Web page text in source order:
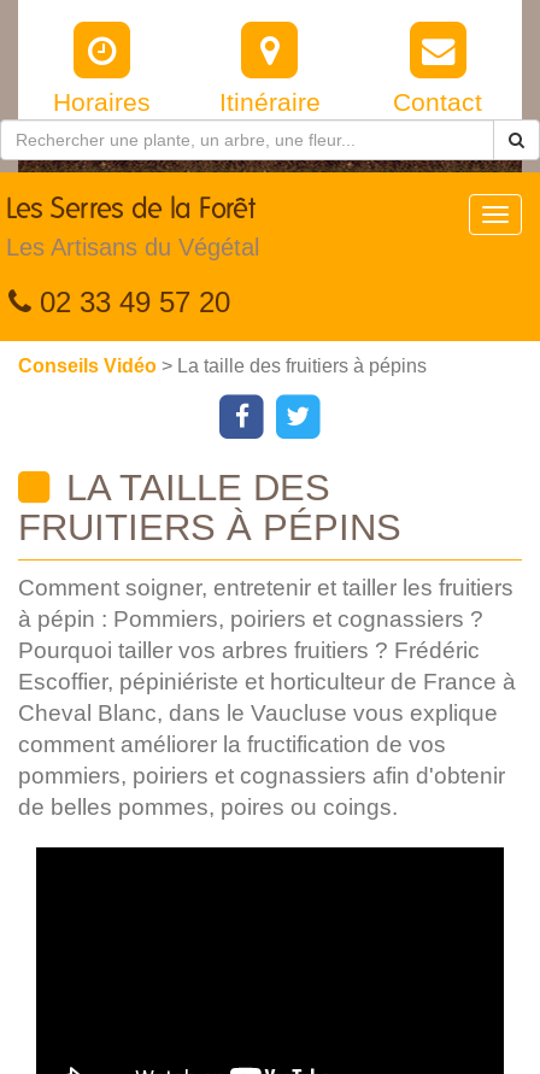
Horaires Itinéraire Contact
Les Serres de la Forêt
Les Artisans du Végétal
02 33 49 57 20
Conseils Vidéo > La taille des fruitiers à pépins
LA TAILLE DES
FRUITIERS À PÉPINS
Comment soigner, entretenir et tailler les fruitiers
à pépin : Pommiers, poiriers et cognassiers ?
Pourquoi tailler vos arbres fruitiers ? Frédéric
Escoffier, pépiniériste et horticulteur de France à
Cheval Blanc, dans le Vaucluse vous explique
comment améliorer la fructification de vos
pommiers, poiriers et cognassiers afin d'obtenir
de belles pommes, poires ou coings.